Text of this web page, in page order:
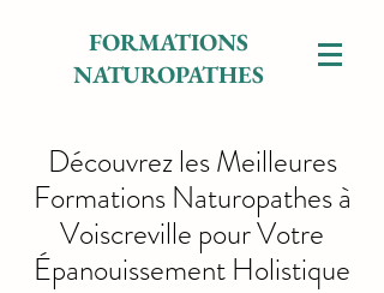
FORMATIONS
NATUROPATHES
Découvrez les Meilleures
Formations Naturopathes à
Voiscreville pour Votre
Épanouissement Holistique